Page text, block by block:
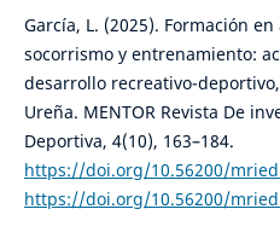
García, L. (2025). Formación
socorrismo y entrenamiento:
desarrollo recreativo-
Ureña. MENTOR Revista De
Deportiva, 4(10), 163–184.
https://doi.org/10.56200/
https://doi.org/10.56200/